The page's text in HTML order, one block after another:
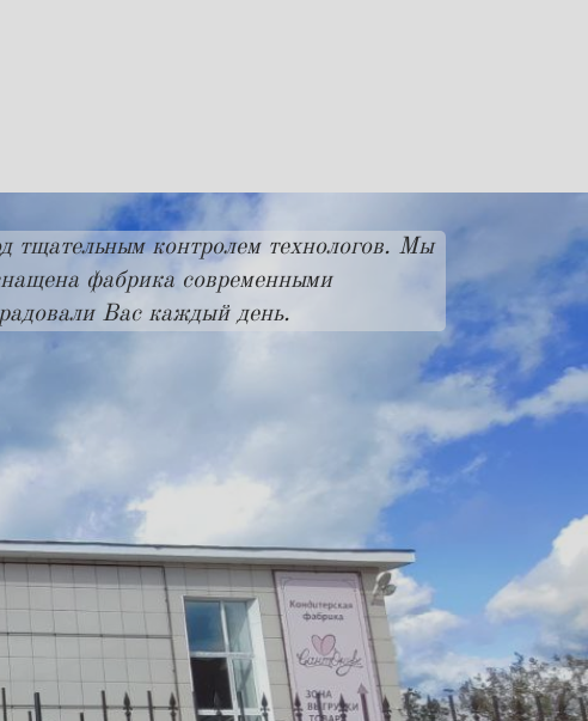
тщательным контролем технологов. Мы
фабрика современными
Вас каждый день.